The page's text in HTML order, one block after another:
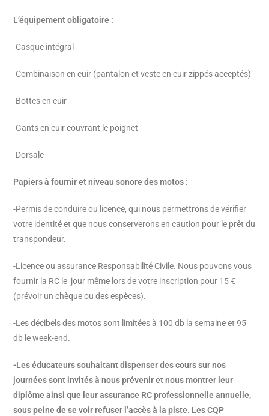
L’équipement obligatoire :
-Casque intégral
-Combinaison en cuir (pantalon et veste en cuir zippés acceptés)
-Bottes en cuir
-Gants en cuir couvrant le poignet
-Dorsale
Papiers à fournir et niveau sonore des motos :
-Permis de conduire ou licence, qui nous permettrons de vérifier
votre identité et que nous conserverons en caution pour le prêt du
transpondeur.
-Licence ou assurance Responsabilité Civile. Nous pouvons vous
fournir la RC le jour même lors de votre inscription pour 15 €
(prévoir un chèque ou des espèces).
-Les décibels des motos sont limitées à 100 db la semaine et 95
db le week-end.
-Les éducateurs souhaitant dispenser des cours sur nos
journées sont invités à nous prévenir et nous montrer leur
diplôme ainsi que leur assurance RC professionnelle annuelle,
sous peine de se voir refuser l’accès à la piste. Les CQP